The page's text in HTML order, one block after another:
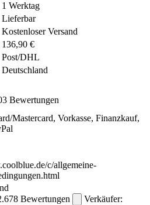
1 Werktag
Lieferbar
Kostenloser Versand
136,90 €
Post/DHL
Deutschland
Bewertungen
Mastercard, Vorkasse, Finanzkauf,
c/allgemeine-
Bewertungen
Verkäufer: